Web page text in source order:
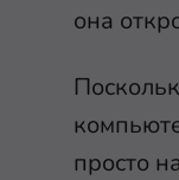
она
просто